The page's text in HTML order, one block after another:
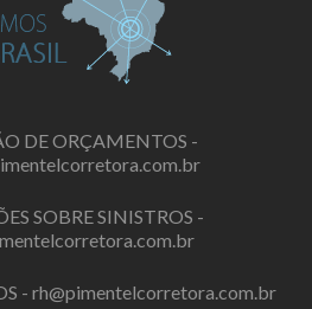
DE ORÇAMENTOS -
SOBRE SINISTROS -
- rh@pimentelcorretora.com.br